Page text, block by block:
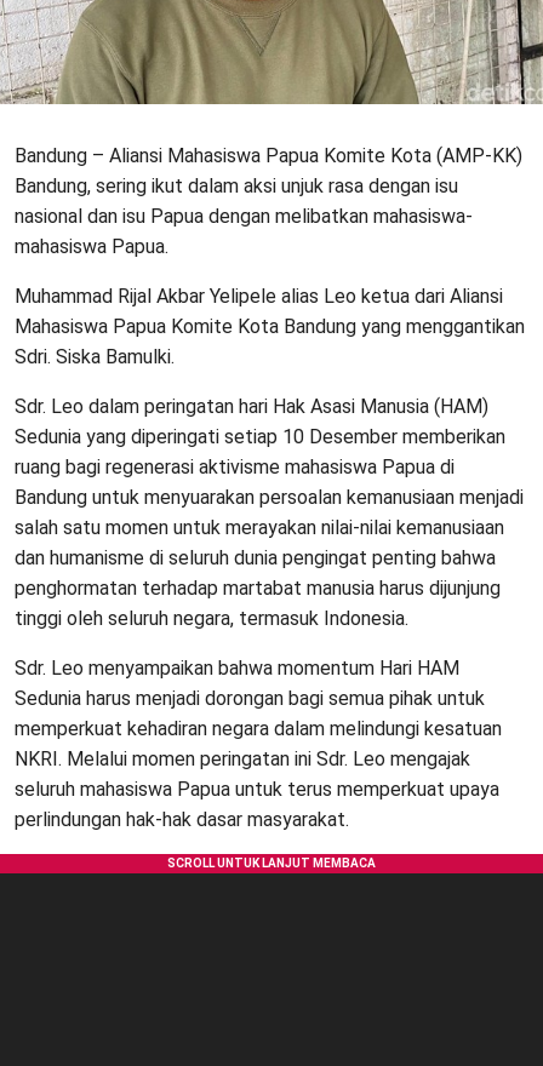
Bandung – Aliansi Mahasiswa Papua Komite Kota (AMP-KK)
Bandung, sering ikut dalam aksi unjuk rasa dengan isu
nasional dan isu Papua dengan melibatkan mahasiswa-
mahasiswa Papua.
Muhammad Rijal Akbar Yelipele alias Leo ketua dari Aliansi
Mahasiswa Papua Komite Kota Bandung yang menggantikan
Sdri. Siska Bamulki.
Sdr. Leo dalam peringatan hari Hak Asasi Manusia (HAM)
Sedunia yang diperingati setiap 10 Desember memberikan
ruang bagi regenerasi aktivisme mahasiswa Papua di
Bandung untuk menyuarakan persoalan kemanusiaan menjadi
salah satu momen untuk merayakan nilai-nilai kemanusiaan
dan humanisme di seluruh dunia pengingat penting bahwa
penghormatan terhadap martabat manusia harus dijunjung
tinggi oleh seluruh negara, termasuk Indonesia.
Sdr. Leo menyampaikan bahwa momentum Hari HAM
Sedunia harus menjadi dorongan bagi semua pihak untuk
memperkuat kehadiran negara dalam melindungi kesatuan
NKRI. Melalui momen peringatan ini Sdr. Leo mengajak
seluruh mahasiswa Papua untuk terus memperkuat upaya
perlindungan hak-hak dasar masyarakat.